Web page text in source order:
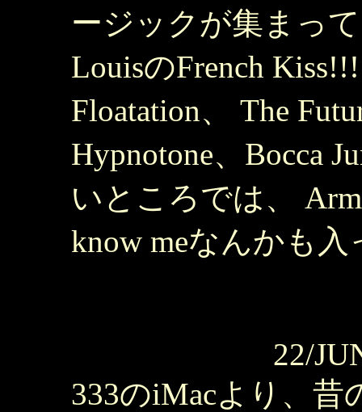
ージックが集まっ
LouisのFrench
Floatation、 The
Hypnotone、Bocca
いところでは、
know meなんかも
22/
333のiMacより、昔